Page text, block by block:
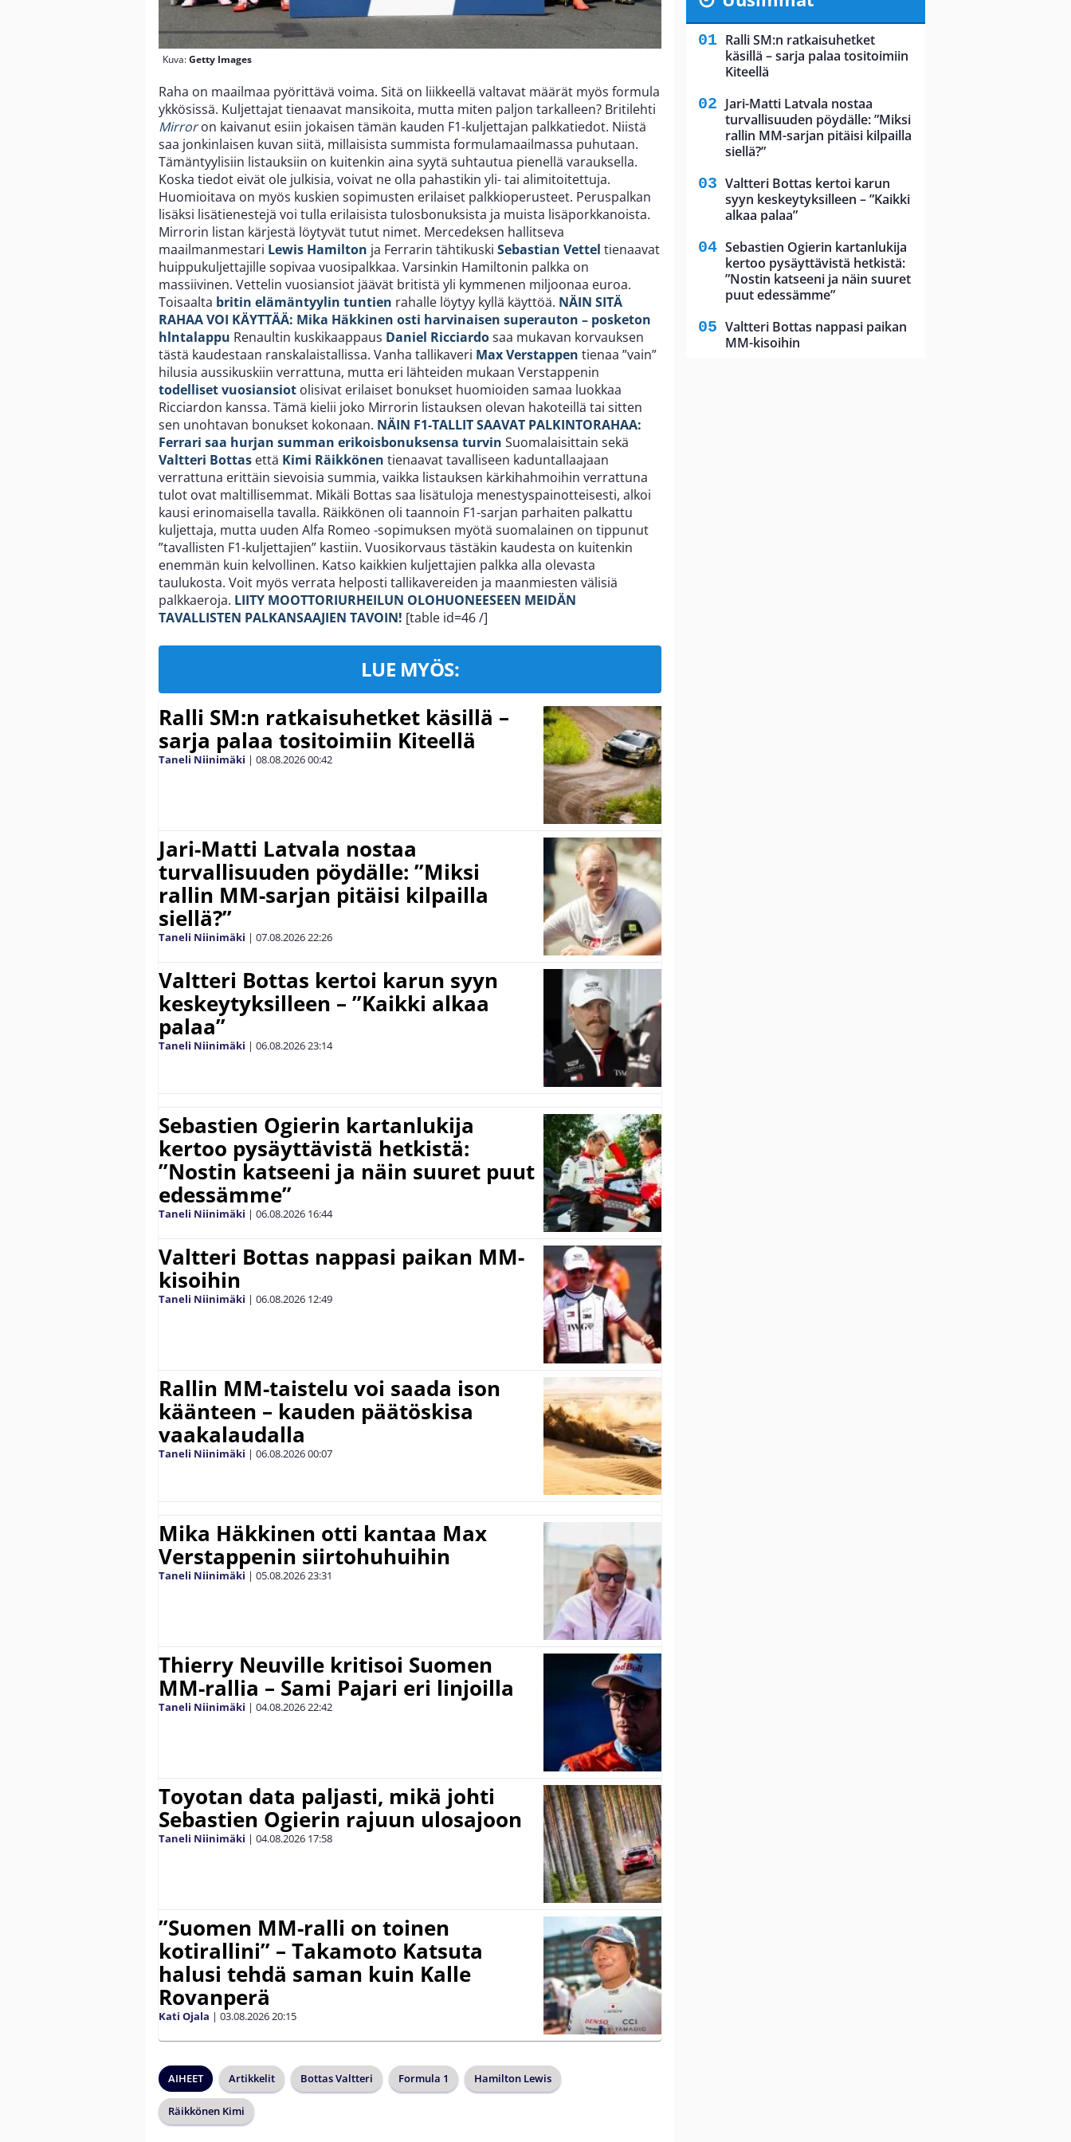
Kuva:Getty Images
Raha on maailmaa pyörittävä voima. Sitä on liikkeellä valtavat määrät myös formula
ykkösissä. Kuljettajat tienaavat mansikoita, mutta miten paljon tarkalleen? Britilehti
Mirroron kaivanut esiin jokaisen tämän kauden F1-kuljettajan palkkatiedot. Niistä
saa jonkinlaisen kuvan siitä, millaisista summista formulamaailmassa puhutaan.
Tämäntyylisiin listauksiin on kuitenkin aina syytä suhtautua pienellä varauksella.
Koska tiedot eivät ole julkisia, voivat ne olla pahastikin yli- tai alimitoitettuja.
Huomioitava on myös kuskien sopimusten erilaiset palkkioperusteet. Peruspalkan
lisäksi lisätienestejä voi tulla erilaisista tulosbonuksista ja muista lisäporkkanoista.
Mirrorin listan kärjestä löytyvät tutut nimet. Mercedeksen hallitseva
maailmanmestari Lewis Hamilton ja Ferrarin tähtikuski Sebastian Vettel tienaavat
huippukuljettajille sopivaa vuosipalkkaa. Varsinkin Hamiltonin palkka on
massiivinen. Vettelin vuosiansiot jäävät britistä yli kymmenen miljoonaa euroa.
Toisaalta britin elämäntyylin tuntien rahalle löytyy kyllä käyttöä. NÄIN SITÄ
RAHAA VOI KÄYTTÄÄ: Mika Häkkinen osti harvinaisen superauton – posketon
hlntalappu Renaultin kuskikaappaus Daniel Ricciardosaa mukavan korvauksen
tästä kaudestaan ranskalaistallissa. Vanha tallikaveri Max Verstappen tienaa ”vain”
hilusia aussikuskiin verrattuna, mutta eri lähteiden mukaan Verstappenin
todelliset vuosiansiot olisivat erilaiset bonukset huomioiden samaa luokkaa
Ricciardon kanssa. Tämä kielii joko Mirrorin listauksen olevan hakoteillä tai sitten
sen unohtavan bonukset kokonaan. NÄIN F1-TALLIT SAAVAT PALKINTORAHAA:
Ferrari saa hurjan summan erikoisbonuksensa turvin Suomalaisittain sekä
Valtteri Bottas että Kimi Räikkönen tienaavat tavalliseen kaduntallaajaan
verrattuna erittäin sievoisia summia, vaikka listauksen kärkihahmoihin verrattuna
tulot ovat maltillisemmat. Mikäli Bottas saa lisätuloja menestyspainotteisesti, alkoi
kausi erinomaisella tavalla. Räikkönen oli taannoin F1-sarjan parhaiten palkattu
kuljettaja, mutta uuden Alfa Romeo -sopimuksen myötä suomalainen on tippunut
”tavallisten F1-kuljettajien” kastiin. Vuosikorvaus tästäkin kaudesta on kuitenkin
enemmän kuin kelvollinen. Katso kaikkien kuljettajien palkka alla olevasta
taulukosta. Voit myös verrata helposti tallikavereiden ja maanmiesten välisiä
palkkaeroja. LIITY MOOTTORIURHEILUN OLOHUONEESEEN MEIDÄN
TAVALLISTEN PALKANSAAJIEN TAVOIN! [table id=46 /]
LUE MYÖS:
Ralli SM:n ratkaisuhetket käsillä –
sarja palaa tositoimiin Kiteellä
Taneli Niinimäki | 08.08.202600:42
Jari-Matti Latvala nostaa
turvallisuuden pöydälle: ”Miksi
rallin MM-sarjan pitäisi kilpailla
siellä?”
Taneli Niinimäki | 07.08.202622:26
Valtteri Bottas kertoi karun syyn
keskeytyksilleen – ”Kaikki alkaa
palaa”
Taneli Niinimäki | 06.08.202623:14
Sebastien Ogierin kartanlukija
kertoo pysäyttävistä hetkistä:
”Nostin katseeni ja näin suuret puut
edessämme”
Taneli Niinimäki | 06.08.2026 16:44
Valtteri Bottas nappasi paikan MM-
kisoihin
Taneli Niinimäki | 06.08.2026 12:49
Rallin MM-taistelu voi saada ison
käänteen – kauden päätöskisa
vaakalaudalla
Taneli Niinimäki | 06.08.202600:07
Mika Häkkinen otti kantaa Max
Verstappenin siirtohuhuihin
Taneli Niinimäki | 05.08.202623:31
Thierry Neuville kritisoi Suomen
MM-rallia – Sami Pajari eri linjoilla
Taneli Niinimäki | 04.08.202622:42
Toyotan data paljasti, mikä johti
Sebastien Ogierin rajuun ulosajoon
Taneli Niinimäki | 04.08.2026 17:58
”Suomen MM-ralli on toinen
kotirallini” – Takamoto Katsuta
halusi tehdä saman kuin Kalle
Rovanperä
Kati Ojala | 03.08.202620:15
AIHEET Artikkelit Bottas Valtteri Formula 1 Hamilton Lewis
Räikkönen Kimi
Ralli SM:n ratkaisuhetket
käsillä – sarja palaa tositoimiin
Kiteellä
Jari-Matti Latvala nostaa
turvallisuuden pöydälle: ”Miksi
rallin MM-sarjan pitäisi kilpailla
siellä?”
Valtteri Bottas kertoi karun
syyn keskeytyksilleen – ”Kaikki
alkaa palaa”
Sebastien Ogierin kartanlukija
kertoo pysäyttävistä hetkistä:
”Nostin katseeni ja näin suuret
puut edessämme”
Valtteri Bottas nappasi paikan
MM-kisoihin